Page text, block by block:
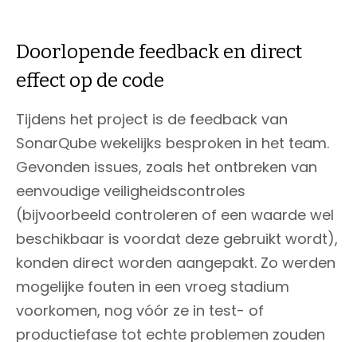
Doorlopende feedback en direct
effect op de code
Tijdens het project is de feedback van
SonarQube wekelijks besproken in het team.
Gevonden issues, zoals het ontbreken van
eenvoudige veiligheidscontroles
(bijvoorbeeld controleren of een waarde wel
beschikbaar is voordat deze gebruikt wordt),
konden direct worden aangepakt. Zo werden
mogelijke fouten in een vroeg stadium
voorkomen, nog vóór ze in test- of
productiefase tot echte problemen zouden